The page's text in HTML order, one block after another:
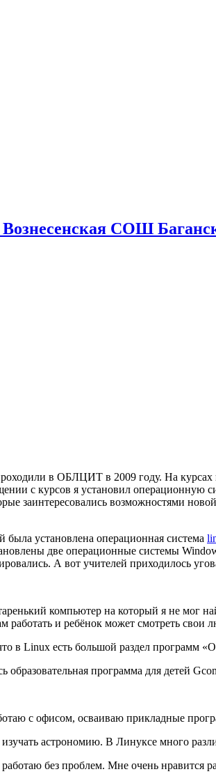
СОШ
в ОБЛЦИТ в 2009 году. На
с курсов я установил операционную
заинтересовались возможностями
установлена операционная система
две операционные системы
А вот учителей приходилось
компьютер на который я не мог
работать и ребёнок может смотреть свои
Linux есть большой раздел программ
программа для детей
с офисом, осваиваю прикладные
астрономию. В Линуксе много
без проблем. Мне очень нравится